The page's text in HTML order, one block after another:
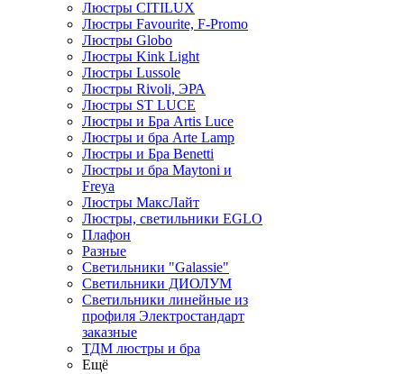
Люстры CITILUX
Люстры Favourite, F-Promo
Люстры Globo
Люстры Kink Light
Люстры Lussole
Люстры Rivoli, ЭРА
Люстры ST LUCE
Люстры и Бра Artis Luce
Люстры и бра Arte Lamp
Люстры и Бра Benetti
Люстры и бра Maytoni и
Freya
Люстры МаксЛайт
Люстры, светильники EGLO
Плафон
Разные
Светильники "Galassie"
Светильники ДИОЛУМ
Светильники линейные из
профиля Электростандарт
заказные
ТДМ люстры и бра
Ещё